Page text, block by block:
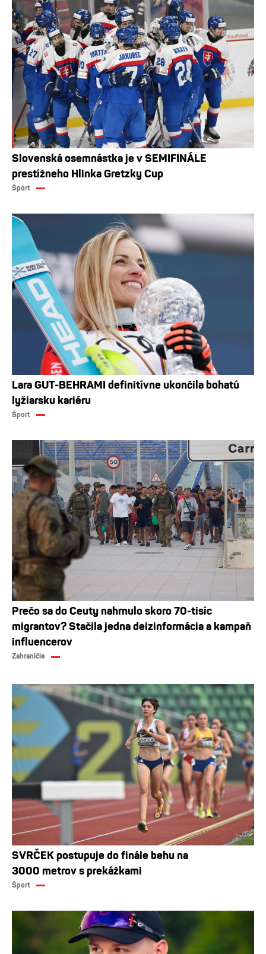
Slovenská osemnástka je v SEMIFINÁLE
prestížneho Hlinka Gretzky Cup
Šport
Lara GUT-BEHRAMI definitívne ukončila bohatú
lyžiarsku kariéru
Šport
Prečo sa do Ceuty nahrnulo skoro 70-tisíc
migrantov? Stačila jedna deizinformácia a kampaň
influencerov
Zahraničie
SVRČEK postupuje do finále behu na
3000 metrov s prekážkami
Šport